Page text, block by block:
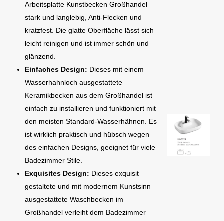
Arbeitsplatte Kunstbecken Großhandel
stark und langlebig, Anti-Flecken und
kratzfest. Die glatte Oberfläche lässt sich
leicht reinigen und ist immer schön und
glänzend.
Einfaches Design: Dieses mit einem
Wasserhahnloch ausgestattete
Keramikbecken aus dem Großhandel ist
einfach zu installieren und funktioniert mit
den meisten Standard-Wasserhähnen. Es
ist wirklich praktisch und hübsch wegen
des einfachen Designs, geeignet für viele
Badezimmer Stile.
Exquisites Design: Dieses exquisit
gestaltete und mit modernem Kunstsinn
ausgestattete Waschbecken im
Großhandel verleiht dem Badezimmer